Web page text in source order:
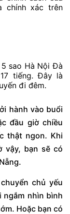
chính xác trên
sao Hà Nội Đà
tiếng. Đây là
đi đêm.
hành vào buổi
đầu giờ chiều
thật ngon. Khi
vậy, bạn sẽ có
chủ yếu
ngắm nhìn bình
Hoặc bạn có